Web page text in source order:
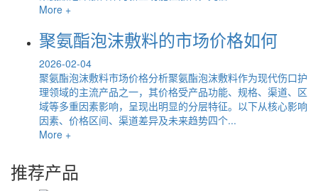
More +
聚氨酯泡沫敷料的市场价格如何
2026-02-04
聚氨酯泡沫敷料市场价格分析聚氨酯泡沫敷料作为现代伤口护
理领域的主流产品之一，其价格受产品功能、规格、渠道、区
域等多重因素影响，呈现出明显的分层特征。以下从核心影响
因素、价格区间、渠道差异及未来趋势四个...
More +
推荐产品